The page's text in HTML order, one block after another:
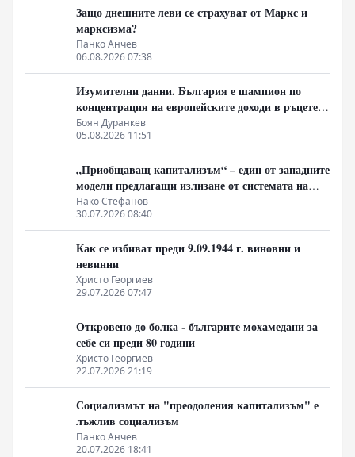
Защо днешните леви се страхуват от Маркс и
марксизма?
Панко Анчев
06.08.2026 07:38
Изумителни данни. България е шампион по
концентрация на европейските доходи в ръцете
на най-богатия 1%, надминава и САЩ
Боян Дуранкев
05.08.2026 11:51
„Приобщаващ капитализъм“ – един от западните
модели предлагащи излизане от системата на
неолиберализма
Нако Стефанов
30.07.2026 08:40
Как се избиват преди 9.09.1944 г. виновни и
невинни
Христо Георгиев
29.07.2026 07:47
Откровено до болка - българите мохамедани за
себе си преди 80 години
Христо Георгиев
22.07.2026 21:19
Социализмът на "преодоления капитализъм" е
лъжлив социализъм
Панко Анчев
20.07.2026 18:41